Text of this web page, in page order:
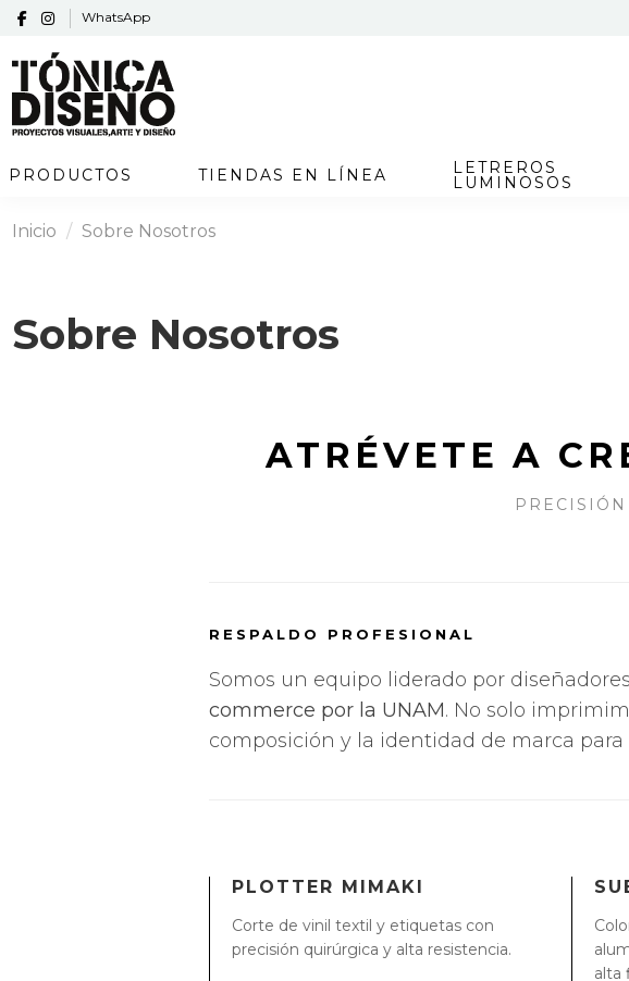
WhatsApp
PRODUCTOS TIENDAS EN LÍNEA LETREROS
LUMINOSOS
Inicio Sobre Nosotros
Sobre Nosotros
ATRÉVETE A
RESPALDO PROFESIONAL
Somos un equipo liderado por
commerce por la UNAM. No solo
composición y la identidad de marca
PLOTTER MIMAKI
Corte de vinil textil y etiquetas con
precisión quirúrgica y alta resistencia.
alta